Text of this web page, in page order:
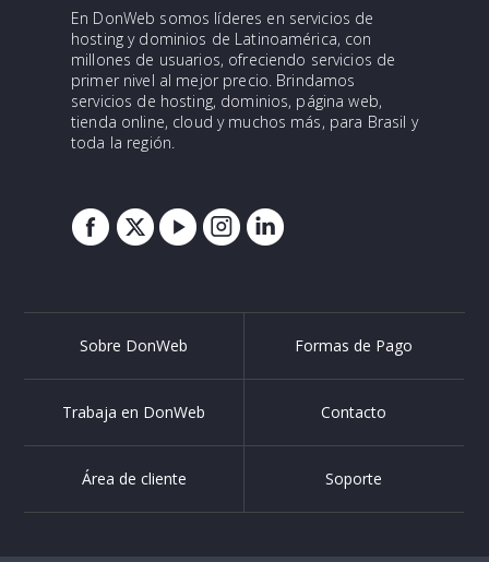
En DonWeb somos líderes en servicios de
hosting y dominios de Latinoamérica, con
millones de usuarios, ofreciendo servicios de
primer nivel al mejor precio. Brindamos
servicios de hosting, dominios, página web,
tienda online, cloud y muchos más, para Brasil y
toda la región.
Sobre DonWeb Formas de Pago
Trabaja en DonWeb Contacto
Área de cliente Soporte